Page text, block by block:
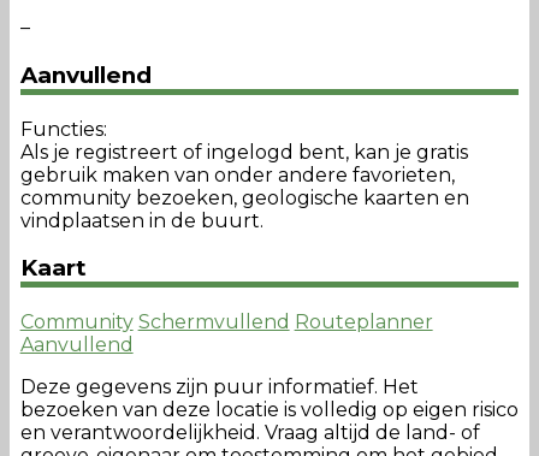
–
Aanvullend
Functies:
Als je registreert of ingelogd bent, kan je gratis
gebruik maken van onder andere favorieten,
community bezoeken, geologische kaarten en
vindplaatsen in de buurt.
Kaart
Community Schermvullend Routeplanner
Aanvullend
Deze gegevens zijn puur informatief. Het
bezoeken van deze locatie is volledig op eigen risico
en verantwoordelijkheid. Vraag altijd de land- of